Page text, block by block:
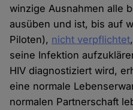
winzige Ausnahmen alle
ausüben und ist, bis auf
Piloten), nicht verpflichtet
seine Infektion
HIV diagnostiziert wird,
eine normale
normalen Partnerschaft